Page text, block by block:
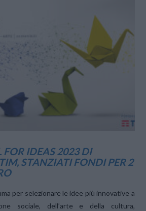
VIEW POST
FOR IDEAS 2023 DI
STANZIATI FONDI PER 2
per selezionare le idee più innovative a
sociale, dell’arte e della cultura,